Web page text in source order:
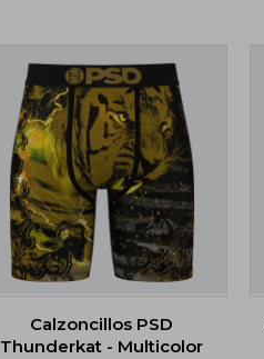
Calzoncillos PSD
Thunderkat - Multicolor